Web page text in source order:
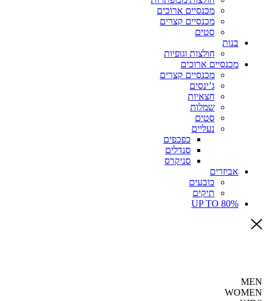
מכנסיים ארוכים
מכנסיים קצרים
סטים
בנות
חולצות וגופיות
מכנסיים ארוכים
מכנסיים קצרים
ג’ינסים
חצאיות
שמלות
סטים
נעליים
כפכפים
סנדלים
סניקרס
אביזרים
כובעים
תיקים
UP TO 80%
MEN
WOMEN